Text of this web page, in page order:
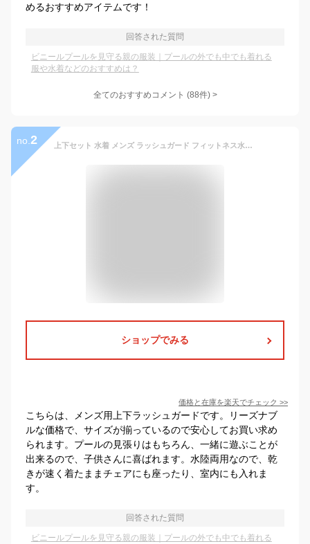
めるおすすめアイテムです！
回答された質問
ビニールプールを見守る親の服装｜プールの外でも中でも着れる
服や水着などのおすすめは？
全てのおすすめコメント (88件) >
no. 2 上下セット 水着 メンズ ラッシュガード フィットネス水着 セパレート フィットネス 半袖 水陸両用 サーフパンツ UVカット セット 体型カバー 男性 おしゃれ 大きいサイズ UV スポーツ フィットネスウェア ビーチ 海水パンツ 大人 M L XL 2XL 3XL 4XL
ショップでみる
価格と在庫を楽天でチェック >>
こちらは、メンズ用上下ラッシュガードです。リーズナブ
ルな価格で、サイズが揃っているので安心してお買い求め
られます。プールの見張りはもちろん、一緒に遊ぶことが
出来るので、子供さんに喜ばれます。水陸両用なので、乾
きが速く着たままチェアにも座ったり、室内にも入れま
す。
回答された質問
ビニールプールを見守る親の服装｜プールの外でも中でも着れる